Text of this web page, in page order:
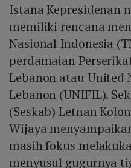
Istana Kepresidenan
memiliki rencana
Nasional Indonesia
perdamaian
Lebanon atau United
Lebanon (UNIFIL).
(Seskab) Letnan
Wijaya
masih fokus
menyusul gugurnya